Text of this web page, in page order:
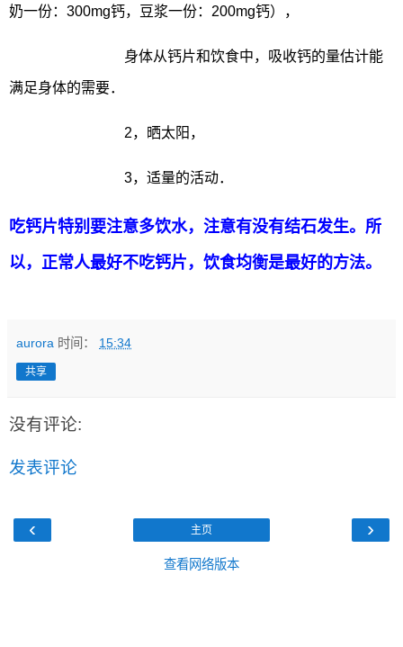
奶一份：300mg钙，豆浆一份：200mg钙），
身体从钙片和饮食中，吸收钙的量估计能
满足身体的需要．
2，晒太阳，
3，适量的活动．
吃钙片特别要注意多饮水，注意有没有结石发生。所
以，正常人最好不吃钙片，饮食均衡是最好的方法。
aurora 时间： 15:34
共享
没有评论:
发表评论
‹ ›
主页
查看网络版本